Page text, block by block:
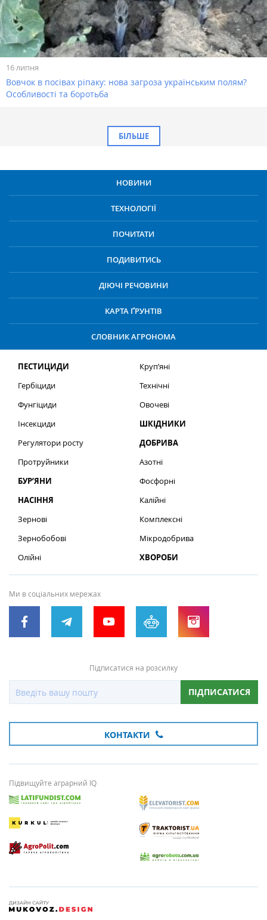
16 липня
Вовчок в посівах ріпаку: нова загроза українським полям?
Особливості та боротьба
БІЛЬШЕ
НОВИНИ
ТЕХНОЛОГІЇ
ПОЧИТАТИ
ПОДИВИТИСЬ
ДІЮЧІ РЕЧОВИНИ
КАРТА ҐРУНТІВ
СЛОВНИК АГРОНОМА
ПЕСТИЦИДИ
Гербіциди
Фунгіциди
Інсекциди
Регулятори росту
Протруйники
БУР’ЯНИ
НАСІННЯ
Зернові
Зернобобові
Олійні
Круп’яні
Технічні
Овочеві
ШКІДНИКИ
ДОБРИВА
Азотні
Фосфорні
Калійні
Комплексні
Мікродобрива
ХВОРОБИ
Ми в соціальних мережах
Підписатися на розсилку
ПІДПИСАТИСЯ
КОНТАКТИ
Підвищуйте аграрний IQ